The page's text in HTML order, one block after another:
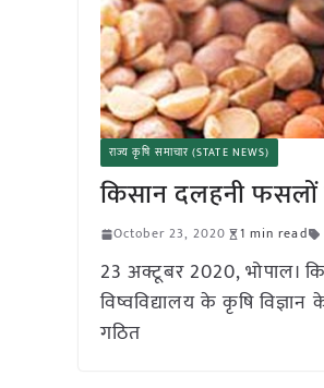
राज्य कृषि समाचार (STATE NEWS)
किसान दलहनी फसलों
October 23, 2020 1 min read
23 अक्टूबर 2020, भोपाल।
विष्वविद्यालय के कृषि
गठित